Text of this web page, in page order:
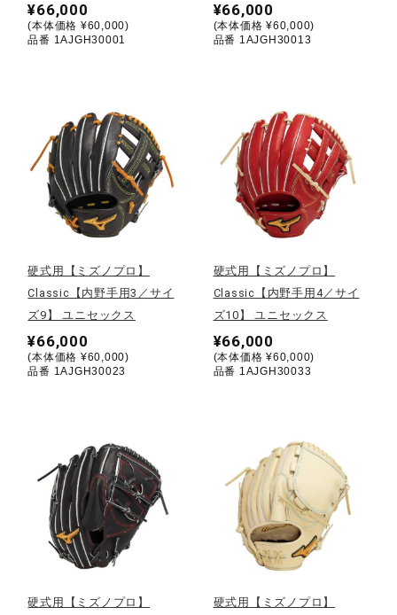
ウォーキングシューズ
インナー
寝具／ミズノスリープ
アウトドア／レイン
サポーター
ジュニア／キッズ
メディカル
コラボ／ライセンス
¥66,000
(本体価格 ¥60,000)
品番 1AJGH30001
¥66,000
(本体価格 ¥60,000)
品番 1AJGH30013
硬式用【ミズノプロ】
Classic【内野手用3／サイ
ズ9】 ユニセックス
¥66,000
(本体価格 ¥60,000)
品番 1AJGH30023
硬式用【ミズノプロ】
Classic【内野手用4／サイ
ズ10】 ユニセックス
¥66,000
(本体価格 ¥60,000)
品番 1AJGH30033
硬式用【ミズノプロ】
硬式用【ミズノプロ】